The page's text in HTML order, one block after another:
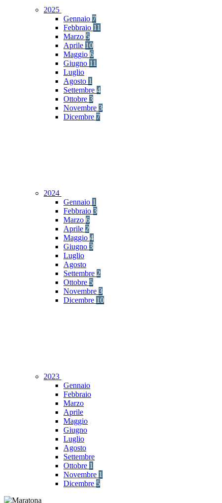
2025
Gennaio 7
Febbraio 11
Marzo 5
Aprile 10
Maggio 6
Giugno 11
Luglio
Agosto 1
Settembre 4
Ottobre 3
Novembre 3
Dicembre 7
2024
Gennaio 1
Febbraio 3
Marzo 6
Aprile 2
Maggio 4
Giugno 3
Luglio
Agosto
Settembre 2
Ottobre 5
Novembre 3
Dicembre 10
2023
Gennaio
Febbraio
Marzo
Aprile
Maggio
Giugno
Luglio
Agosto
Settembre
Ottobre 1
Novembre 1
Dicembre 5